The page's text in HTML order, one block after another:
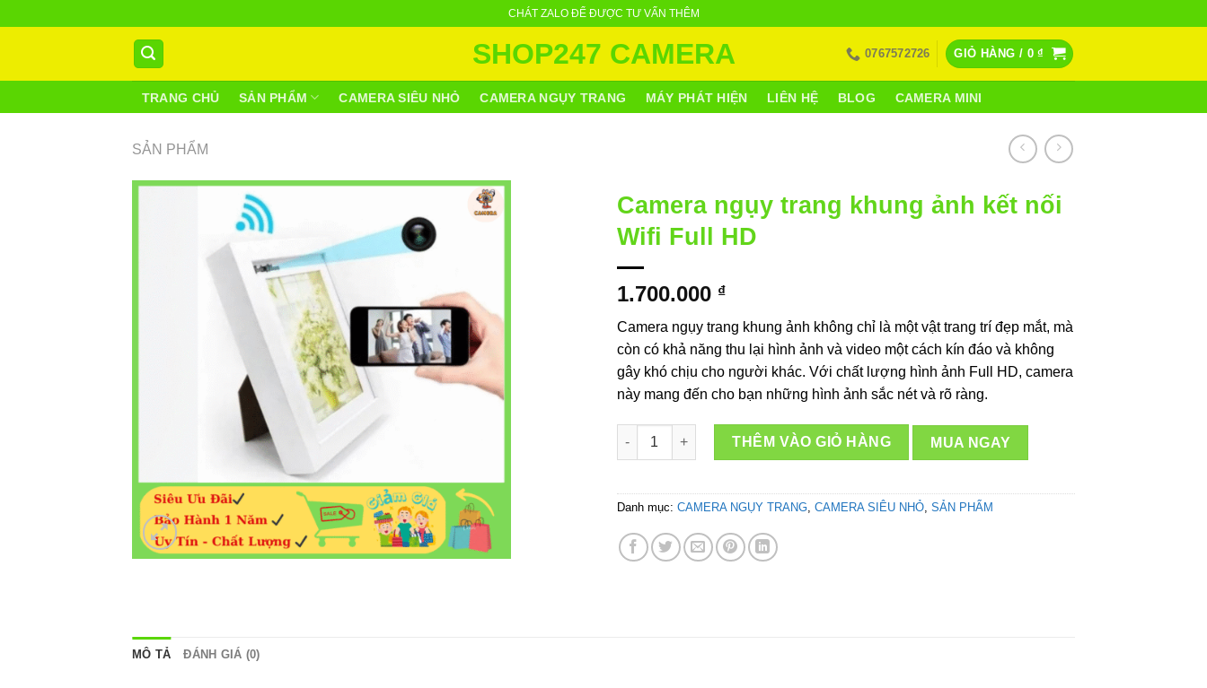
CHÁT ZALO ĐỂ ĐƯỢC TƯ VẤN THÊM
SHOP247 CAMERA 0767572726 GIỎ HÀNG / 0₫
TRANG CHỦ SẢN PHẨM CAMERA SIÊU NHỎ CAMERA NGỤY TRANG MÁY PHÁT HIỆN LIÊN HỆ BLOG CAMERA MINI
SẢN PHẨM
Camera ngụy trang khung ảnh kết nối
Wifi Full HD
1.700.000 ₫
Camera ngụy trang khung ảnh không chỉ là một vật trang trí đẹp mắt, mà
còn có khả năng thu lại hình ảnh và video một cách kín đáo và không
gây khó chịu cho người khác. Với chất lượng hình ảnh Full HD, camera
này mang đến cho bạn những hình ảnh sắc nét và rõ ràng.
Camera ngụy trang khung ảnh kết nối Wifi Full HD số lượng
THÊM VÀO GIỎ HÀNG MUA NGAY
Danh mục: CAMERA NGỤY TRANG CAMERA SIÊU NHỎ SẢN PHẨM
MÔ TẢ ĐÁNH GIÁ (0)